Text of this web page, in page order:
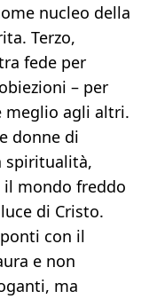
nucleo della
Terzo,
fede per
– per
meglio agli altri.
donne di
spiritualità,
il mondo freddo
di Cristo.
con il
e non
ma